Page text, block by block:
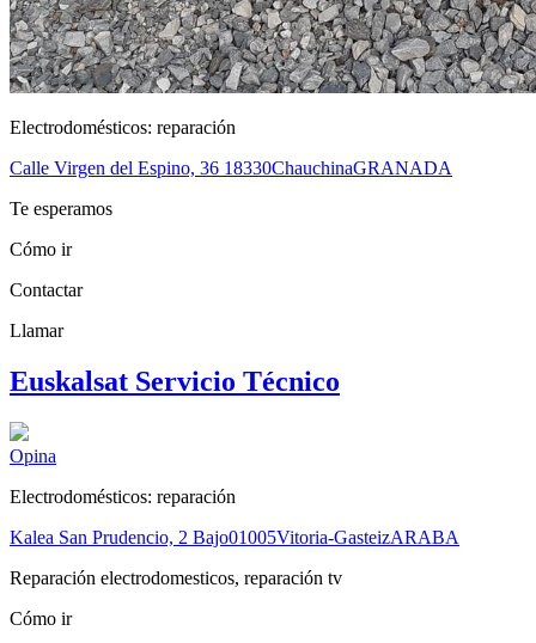
Electrodomésticos: reparación
Calle Virgen del Espino, 36 18330ChauchinaGRANADA
Te esperamos
Cómo ir
Contactar
Llamar
Euskalsat Servicio Técnico
Opina
Electrodomésticos: reparación
Kalea San Prudencio, 2 Bajo01005Vitoria-GasteizARABA
Reparación electrodomesticos, reparación tv
Cómo ir